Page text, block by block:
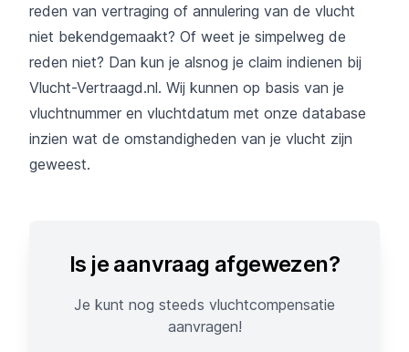
reden van vertraging of annulering van de vlucht
niet bekendgemaakt? Of weet je simpelweg de
reden niet? Dan kun je alsnog je claim indienen bij
Vlucht-Vertraagd.nl. Wij kunnen op basis van je
vluchtnummer en vluchtdatum met onze database
inzien wat de omstandigheden van je vlucht zijn
geweest.
Is je aanvraag afgewezen?
Je kunt nog steeds vluchtcompensatie
aanvragen!